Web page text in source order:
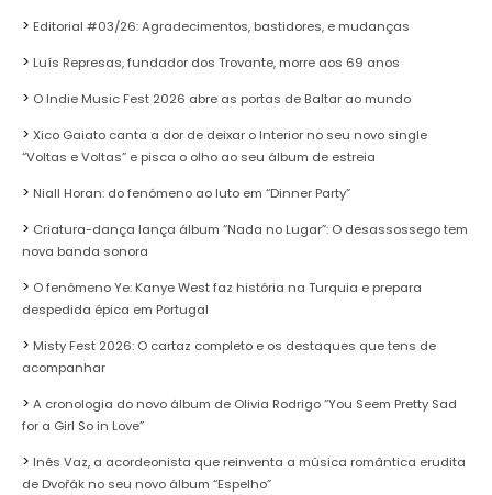
Editorial #03/26: Agradecimentos, bastidores, e mudanças
Luís Represas, fundador dos Trovante, morre aos 69 anos
O Indie Music Fest 2026 abre as portas de Baltar ao mundo
Xico Gaiato canta a dor de deixar o Interior no seu novo single
“Voltas e Voltas” e pisca o olho ao seu álbum de estreia
Niall Horan: do fenómeno ao luto em “Dinner Party”
Criatura-dança lança álbum “Nada no Lugar”: O desassossego tem
nova banda sonora
O fenómeno Ye: Kanye West faz história na Turquia e prepara
despedida épica em Portugal
Misty Fest 2026: O cartaz completo e os destaques que tens de
acompanhar
A cronologia do novo álbum de Olivia Rodrigo “You Seem Pretty Sad
for a Girl So in Love”
Inês Vaz, a acordeonista que reinventa a música romântica erudita
de Dvořák no seu novo álbum “Espelho”